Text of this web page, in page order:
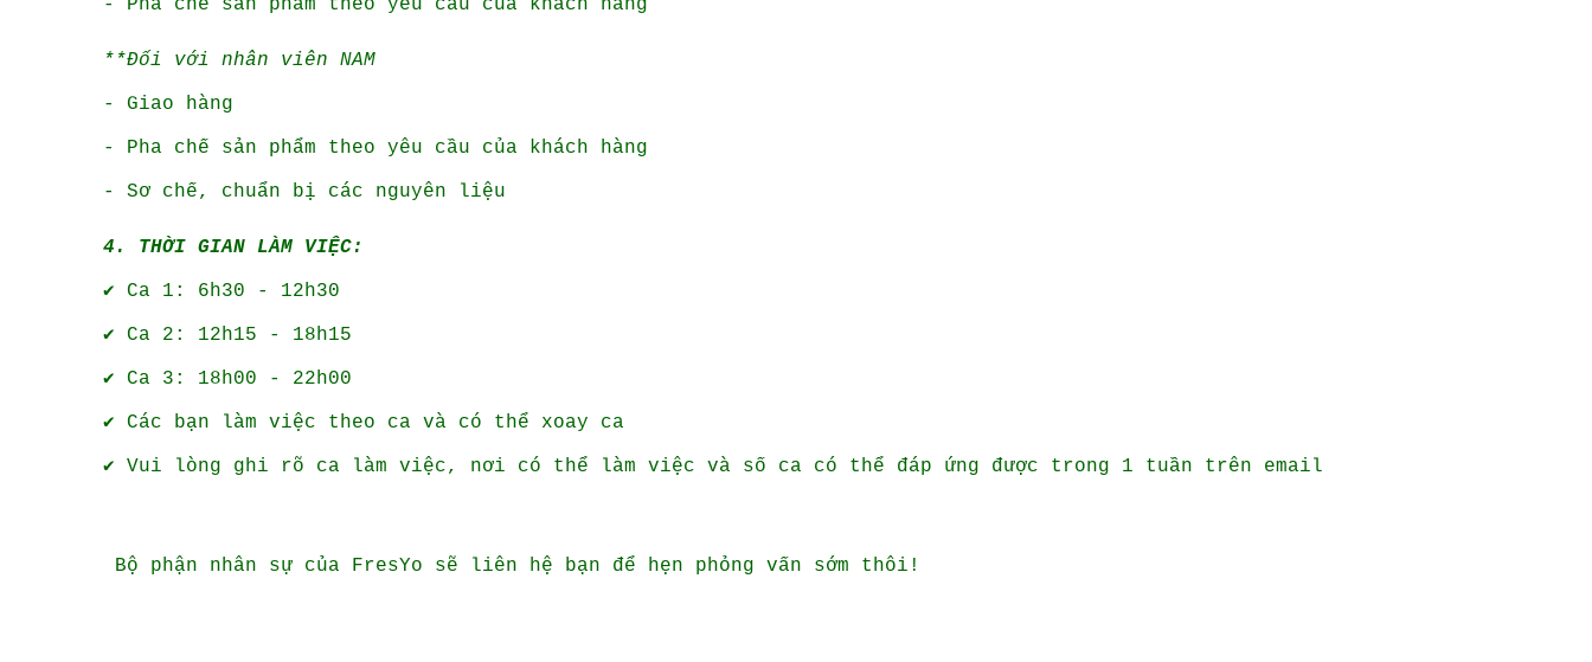
- Pha chế sản phẩm theo yêu cầu của khách hàng
**Đối với nhân viên NAM
- Giao hàng
- Pha chế sản phẩm theo yêu cầu của khách hàng
- Sơ chế, chuẩn bị các nguyên liệu
4. THỜI GIAN LÀM VIỆC:
✔️ Ca 1: 6h30 - 12h30
✔️ Ca 2: 12h15 - 18h15
✔️ Ca 3: 18h00 - 22h00
✔️ Các bạn làm việc theo ca và có thể xoay ca
✔️ Vui lòng ghi rõ ca làm việc, nơi có thể làm việc và số ca có thể đáp ứng được trong 1 tuần trên email
Bộ phận nhân sự của FresYo sẽ liên hệ bạn để hẹn phỏng vấn sớm thôi!